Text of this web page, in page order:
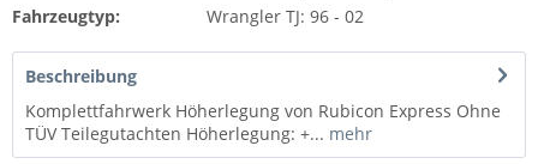
Fahrzeugtyp:
Wrangler TJ: 96 - 02
Beschreibung
Komplettfahrwerk Höherlegung von Rubicon Express Ohne
TÜV Teilegutachten Höherlegung: +... mehr